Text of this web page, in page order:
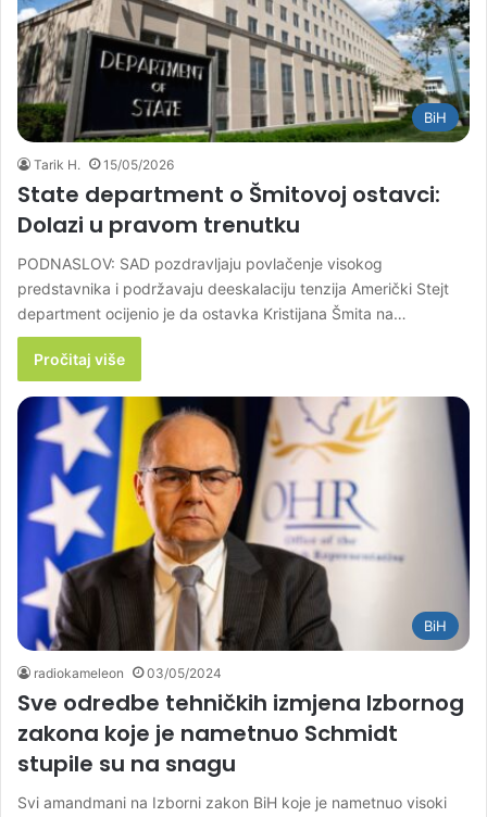
BiH
Tarik H. 15/05/2026
State department o Šmitovoj ostavci:
Dolazi u pravom trenutku
PODNASLOV: SAD pozdravljaju povlačenje visokog
predstavnika i podržavaju deeskalaciju tenzija Američki Stejt
department ocijenio je da ostavka Kristijana Šmita na…
Pročitaj više
BiH
radiokameleon 03/05/2024
Sve odredbe tehničkih izmjena Izbornog
zakona koje je nametnuo Schmidt
stupile su na snagu
Svi amandmani na Izborni zakon BiH koje je nametnuo visoki